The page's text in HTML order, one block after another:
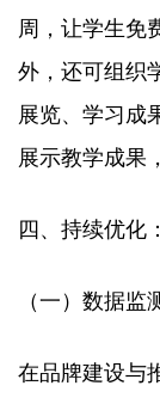
周，让学生免
外，还可组织
展览、学习成
展示教学成果
四、持续优化
（一）数据监
在品牌建设与